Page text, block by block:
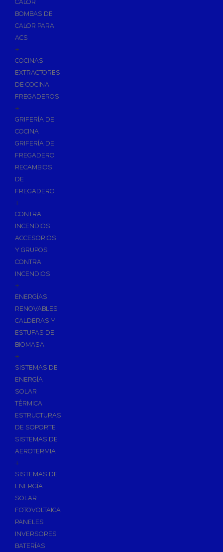
CALOR
BOMBAS DE
CALOR PARA
ACS
+
COCINAS
EXTRACTORES
DE COCINA
FREGADEROS
+
GRIFERÍA DE
COCINA
GRIFERÍA DE
FREGADERO
RECAMBIOS
DE
FREGADERO
+
CONTRA
INCENDIOS
ACCESORIOS
Y GRUPOS
CONTRA
INCENDIOS
+
ENERGÍAS
RENOVABLES
CALDERAS Y
ESTUFAS DE
BIOMASA
+
SISTEMAS DE
ENERGÍA
SOLAR
TÉRMICA
ESTRUCTURAS
DE SOPORTE
SISTEMAS DE
AEROTERMIA
+
SISTEMAS DE
ENERGÍA
SOLAR
FOTOVOLTAICA
PANELES
INVERSORES
BATERÍAS